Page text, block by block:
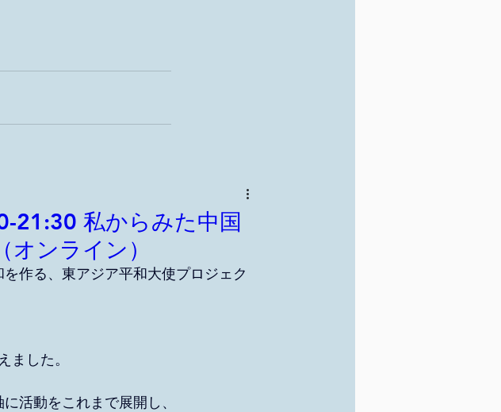
21:30 私からみた中国
ンライン）
作る、東アジア平和大使プロジェク
ました。
活動をこれまで展開し、